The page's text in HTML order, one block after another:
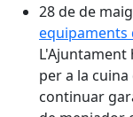
28 de de
equipaments
per a la
continuar